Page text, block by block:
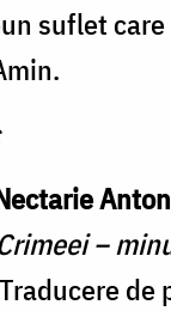
suflet
–
de